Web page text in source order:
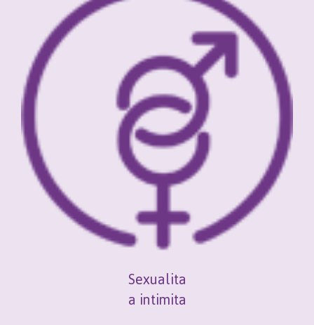
Sexualita
a intimita